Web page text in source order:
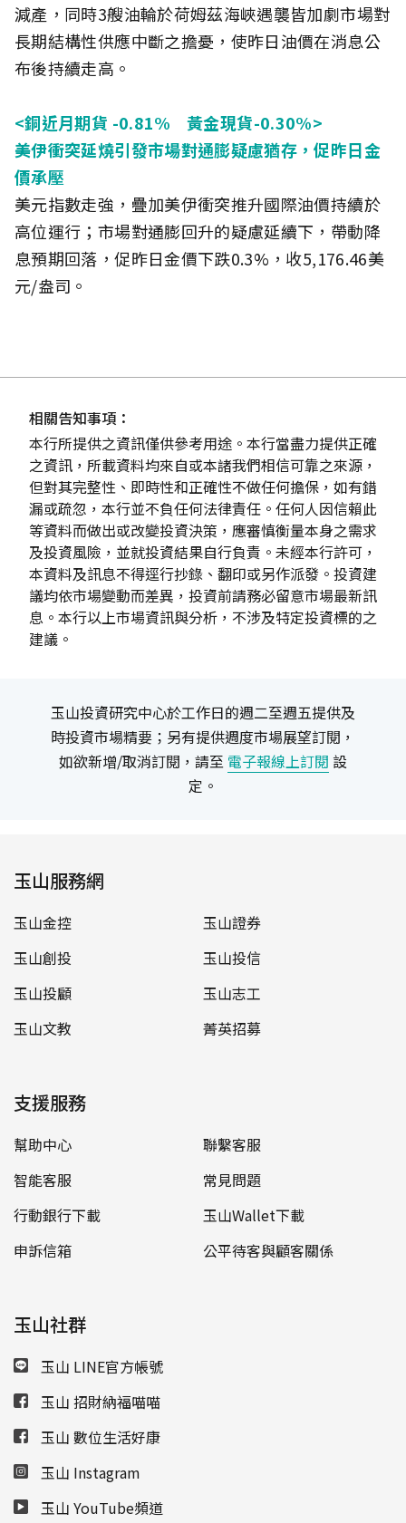
減產，同時3艘油輪於荷姆茲海峽遇襲皆加劇市場對
長期結構性供應中斷之擔憂，使昨日油價在消息公
布後持續走高。
<銅近月期貨 -0.81% 黃金現貨-0.30%>
美伊衝突延燒引發市場對通膨疑慮猶存，促昨日金
價承壓
美元指數走強，疊加美伊衝突推升國際油價持續於
高位運行；市場對通膨回升的疑慮延續下，帶動降
息預期回落，促昨日金價下跌0.3%，收5,176.46美
元/盎司。
相關告知事項：
本行所提供之資訊僅供參考用途。本行當盡力提供正確
之資訊，所載資料均來自或本諸我們相信可靠之來源，
但對其完整性、即時性和正確性不做任何擔保，如有錯
漏或疏忽，本行並不負任何法律責任。任何人因信賴此
等資料而做出或改變投資決策，應審慎衡量本身之需求
及投資風險，並就投資結果自行負責。未經本行許可，
本資料及訊息不得逕行抄錄、翻印或另作派發。投資建
議均依市場變動而差異，投資前請務必留意市場最新訊
息。本行以上市場資訊與分析，不涉及特定投資標的之
建議。
玉山投資研究中心於工作日的週二至週五提供及
時投資市場精要；另有提供週度市場展望訂閱，
如欲新增/取消訂閱，請至 電子報線上訂閱 設
定。
玉山服務網
玉山金控
玉山證券
玉山創投
玉山投信
玉山投顧
玉山志工
玉山文教
菁英招募
支援服務
幫助中心
聯繫客服
智能客服
常見問題
行動銀行下載
玉山Wallet下載
申訴信箱
公平待客與顧客關係
玉山社群
玉山 LINE官方帳號
玉山 招財納福喵喵
玉山 數位生活好康
玉山 Instagram
玉山 YouTube頻道